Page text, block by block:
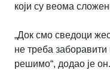
који су веома
„Док смо сведоци
не треба
решимо“, додао је он.